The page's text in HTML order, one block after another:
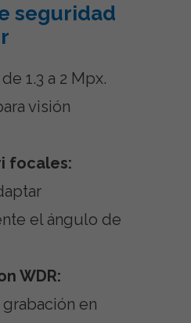
seguridad
1.3 a 2 Mpx.
visión
focales:
el ángulo de
WDR:
en